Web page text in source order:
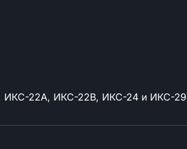
ИКС-22А, ИКС-22В, ИКС-24 и ИКС-29